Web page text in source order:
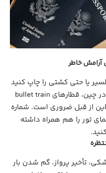
آرامش خاطر
یا حتی کشتی را چاپ کنید
یا در اپ‌های موبایل ذخیره نمایید. در چین، قطارهای bullet train
از قبل ضروری است. شماره
تور را هم همراه داشته
تأخیر پرواز، گم شدن بار